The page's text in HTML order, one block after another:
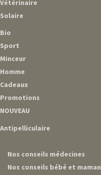
Vétérinaire
Solaire
Bio
Sport
Minceur
Homme
Cadeaux
Promotions
NOUVEAU
Antipelliculaire
Nos conseils médecines
Nos conseils bébé et maman